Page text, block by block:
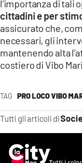
TAG PRO LOCO VIBO
Tutti gli articoli di
l’importanza di tali
cittadini e per
assicurato che,
necessari, gli
mantenendo alta
costiero di Vibo